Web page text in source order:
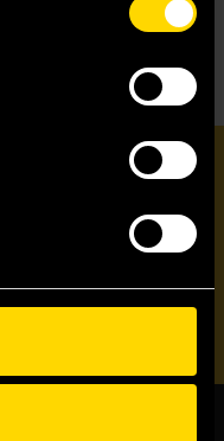
nyhetsbrev
Skicka